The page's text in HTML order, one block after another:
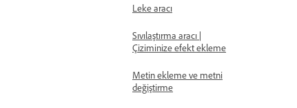
Leke aracı
Sıvılaştırma aracı |
Çiziminize efekt ekleme
Metin ekleme ve metni
değiştirme